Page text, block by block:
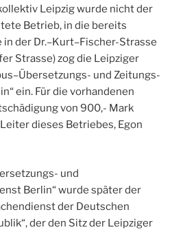
Leipzig wurde nicht der
Betrieb, in die bereits
der Dr.–Kurt–Fischer-Strasse
Strasse) zog die Leipziger
und Zeitungs-
ein. Für die vorhandenen
von 900,- Mark
dieses Betriebes, Egon
und
Berlin“ wurde später der
der Deutschen
der den Sitz der Leipziger